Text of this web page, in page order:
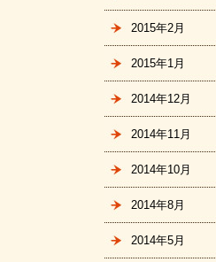
2015年2月
2015年1月
2014年12月
2014年11月
2014年10月
2014年8月
2014年5月